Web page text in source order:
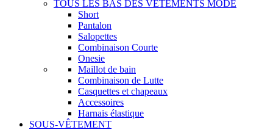
TOUS LES BAS DES VÊTEMENTS MODE
Short
Pantalon
Salopettes
Combinaison Courte
Onesie
Maillot de bain
Combinaison de Lutte
Casquettes et chapeaux
Accessoires
Harnais élastique
SOUS-VÊTEMENT